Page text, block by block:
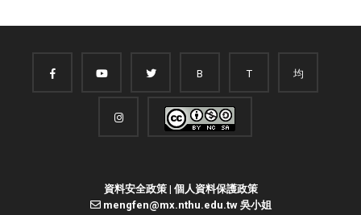
B T 均
資料安全政策| 個人資料保護政策
mengfen@mx.nthu.edu.tw 吳小姐